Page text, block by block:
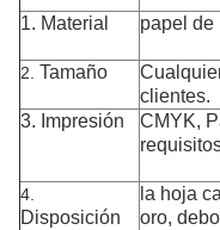
1. Material papel de
2. Tamaño
clientes.
3. Impresión
CMYK,
4.
Disposición
la hoja
oro,